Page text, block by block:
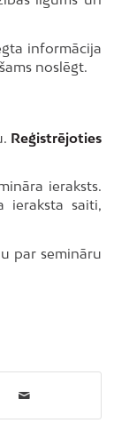
informācija
noslēgt.
Reģistrējoties
ieraksts.
ieraksta saiti,
par semināru